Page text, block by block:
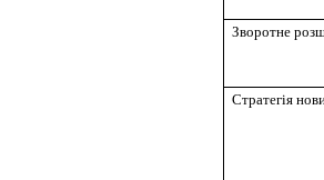
Зворотне
Стратегія